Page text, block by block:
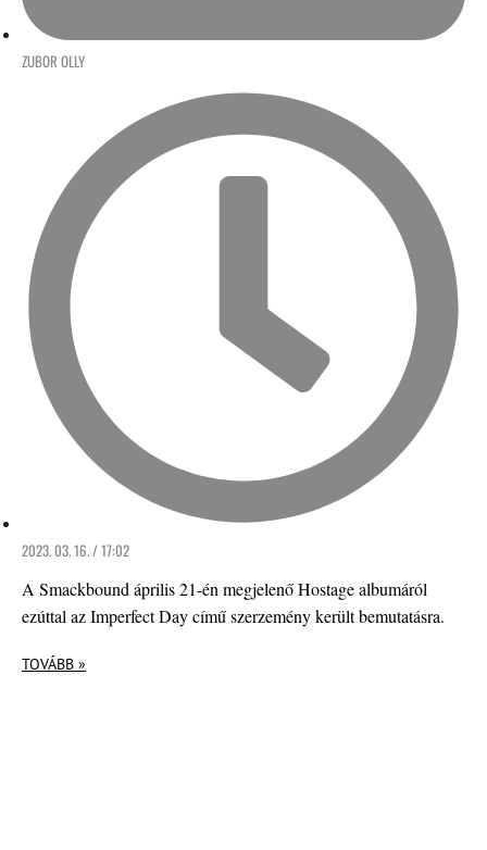
ZUBOR OLLY
2023. 03. 16. / 17:02
A Smackbound április 21-én megjelenő Hostage albumáról
ezúttal az Imperfect Day című szerzemény került bemutatásra.
TOVÁBB »